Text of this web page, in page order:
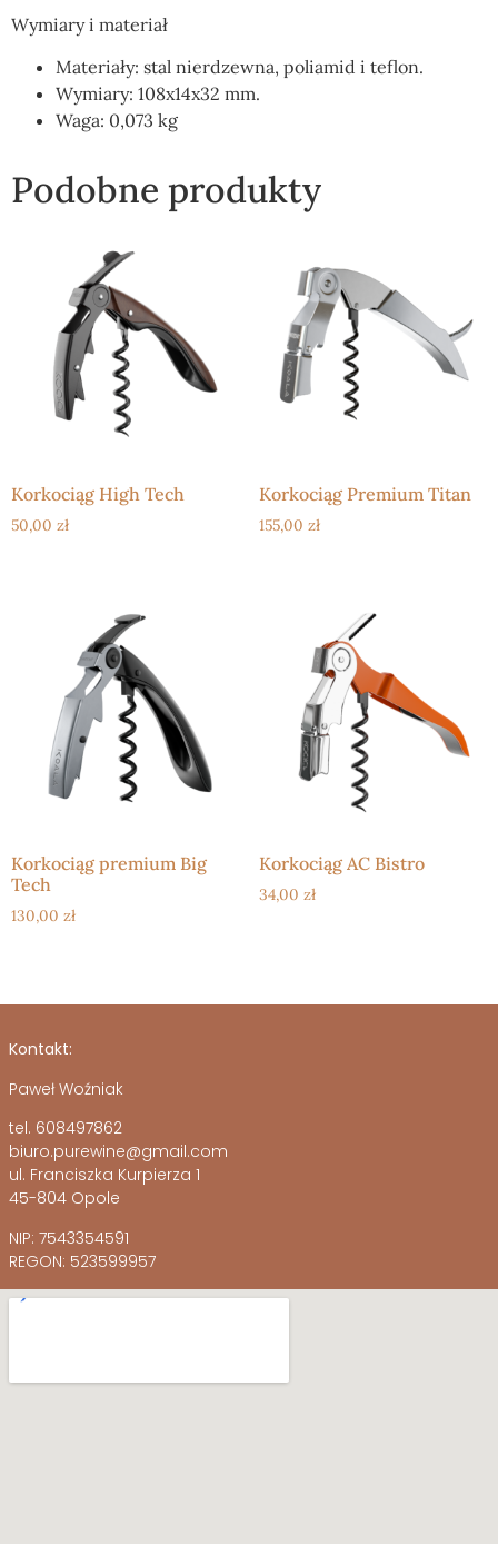
Wymiary i materiał
Materiały: stal nierdzewna, poliamid i teflon.
Wymiary: 108x14x32 mm.
Waga: 0,073 kg
Podobne produkty
Korkociąg High Tech
50,00 zł
Korkociąg Premium Titan
155,00 zł
Korkociąg premium Big
Tech
130,00 zł
Korkociąg AC Bistro
34,00 zł
Kontakt:
Paweł Woźniak
tel. 608497862
biuro.purewine@gmail.com
ul. Franciszka Kurpierza 1
45-804 Opole
NIP: 7543354591
REGON: 523599957